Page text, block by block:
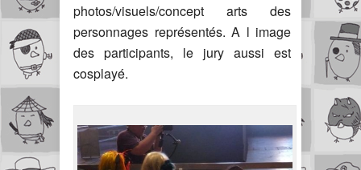
photos/visuels/concept arts des
personnages représentés. A l image
des participants, le jury aussi est
cosplayé.